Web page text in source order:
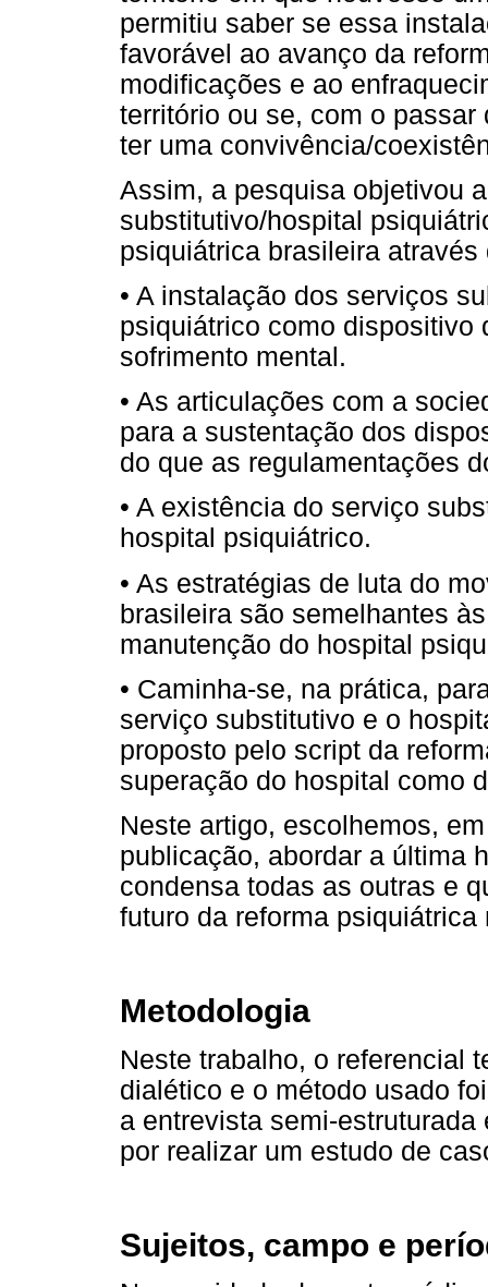
permitiu saber se essa
favorável ao avanço da
modificações e ao
território ou se, com o
ter uma convivência/
Assim, a pesquisa objetivou
substitutivo/hospital
psiquiátrica brasileira
• A instalação dos serviços
psiquiátrico como dispositivo
sofrimento mental.
• As articulações com a
para a sustentação dos
do que as regulamentações
• A existência do serviço
hospital psiquiátrico.
• As estratégias de luta do
brasileira são semelhantes
manutenção do hospital
• Caminha-se, na prática,
serviço substitutivo e o
proposto pelo script da
superação do hospital como
Neste artigo, escolhemos,
publicação, abordar a última
condensa todas as outras e
futuro da reforma
Metodologia
Neste trabalho, o referencial
dialético e o método usado
a entrevista semi-
por realizar um estudo de
Sujeitos, campo e